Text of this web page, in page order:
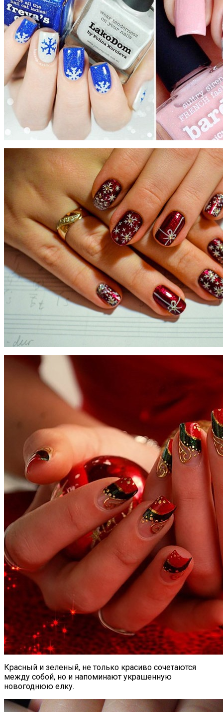
Красный и зеленый, не только красиво сочетаются
между собой, но и напоминают украшенную
новогоднюю елку.